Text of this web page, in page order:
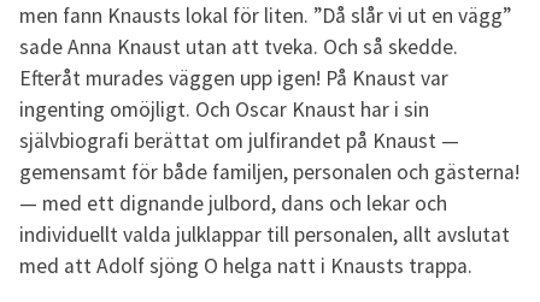
men fann Knausts lokal för liten. ”Då slår vi ut en vägg”
sade Anna Knaust utan att tveka. Och så skedde.
Efteråt murades väggen upp igen! På Knaust var
ingenting omöjligt. Och Oscar Knaust har i sin
självbiografi berättat om julfirandet på Knaust —
gemensamt för både familjen, personalen och gästerna!
— med ett dignande julbord, dans och lekar och
individuellt valda julklappar till personalen, allt avslutat
med att Adolf sjöng O helga natt i Knausts trappa.